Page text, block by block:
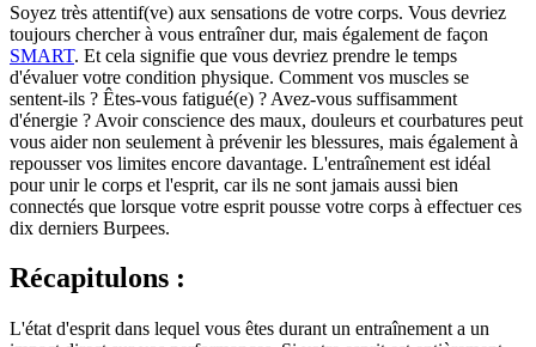
Soyez très attentif(ve) aux sensations de votre corps. Vous devriez
toujours chercher à vous entraîner dur, mais également de façon
SMART. Et cela signifie que vous devriez prendre le temps
d'évaluer votre condition physique. Comment vos muscles se
sentent-ils ? Êtes-vous fatigué(e) ? Avez-vous suffisamment
d'énergie ? Avoir conscience des maux, douleurs et courbatures peut
vous aider non seulement à prévenir les blessures, mais également à
repousser vos limites encore davantage. L'entraînement est idéal
pour unir le corps et l'esprit, car ils ne sont jamais aussi bien
connectés que lorsque votre esprit pousse votre corps à effectuer ces
dix derniers Burpees.
Récapitulons :
L'état d'esprit dans lequel vous êtes durant un entraînement a un